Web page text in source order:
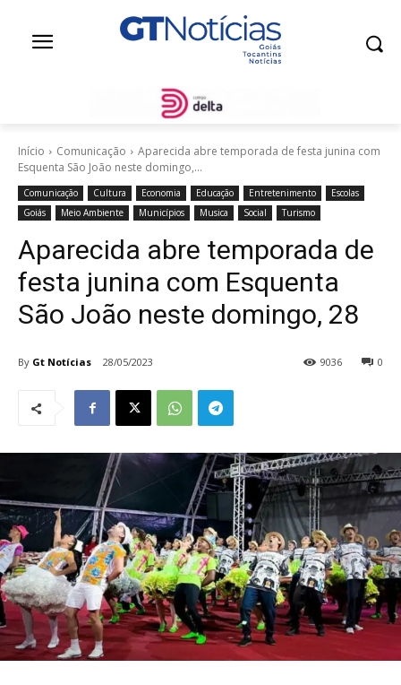
Início Comunicação
Aparecida abre temporada de festa junina com
Esquenta São João neste domingo,...
Comunicação Cultura Economia Educação Entretenimento
Escolas
Goiás
Meio Ambiente Municípios Musica Social Turismo
Aparecida abre temporada de
festa junina com Esquenta
São João neste domingo, 28
By Gt Notícias 28/05/2023 0
9036